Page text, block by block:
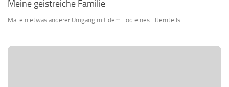
Meine geistreiche Familie
Mal ein etwas anderer Umgang mit dem Tod eines Elternteils.